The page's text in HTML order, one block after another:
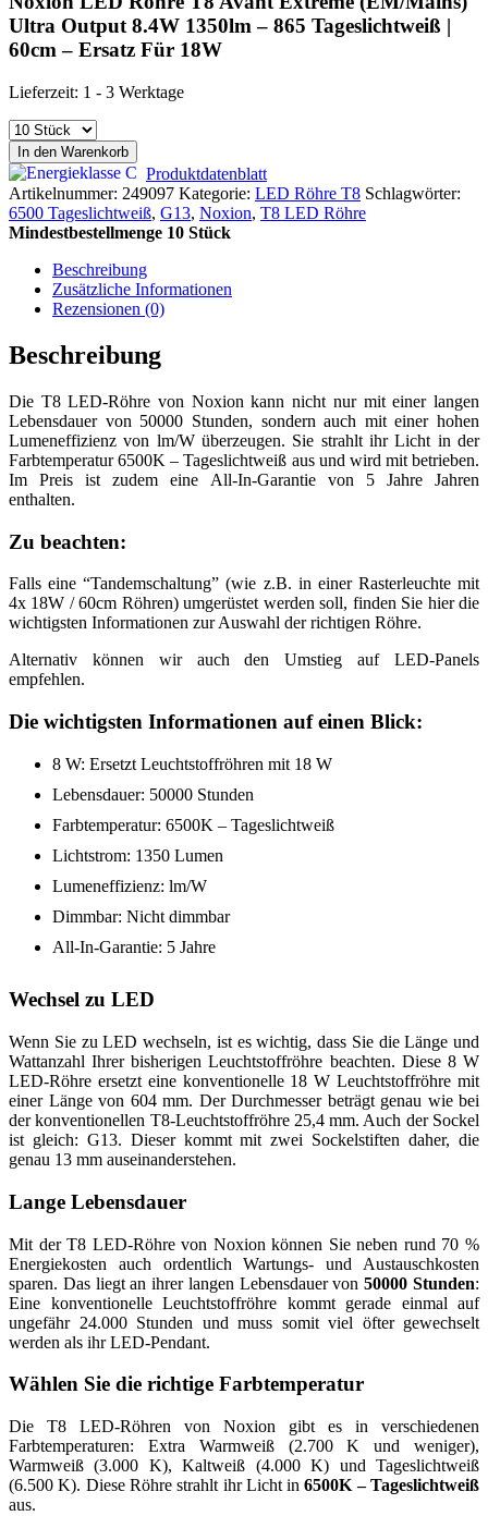
Ultra Output 8.4W 1350lm – 865 Tageslichtweiß |
60cm – Ersatz Für 18W
Lieferzeit: 1 - 3 Werktage
In den Warenkorb
Produktdatenblatt
Artikelnummer: 249097 Kategorie: LED Röhre T8 Schlagwörter:
6500 Tageslichtweiß, G13, Noxion, T8 LED Röhre
Mindestbestellmenge 10 Stück
Beschreibung
Zusätzliche Informationen
Rezensionen (0)
Beschreibung
Die T8 LED-Röhre von Noxion kann nicht nur mit einer langen
Lebensdauer von 50000 Stunden, sondern auch mit einer hohen
Lumeneffizienz von lm/W überzeugen. Sie strahlt ihr Licht in der
Farbtemperatur 6500K – Tageslichtweiß aus und wird mit betrieben.
Im Preis ist zudem eine All-In-Garantie von 5 Jahre Jahren
enthalten.
Zu beachten:
Falls eine “Tandemschaltung” (wie z.B. in einer Rasterleuchte mit
4x 18W / 60cm Röhren) umgerüstet werden soll, finden Sie hier die
wichtigsten Informationen zur Auswahl der richtigen Röhre.
Alternativ können wir auch den Umstieg auf LED-Panels
empfehlen.
Die wichtigsten Informationen auf einen Blick:
8 W: Ersetzt Leuchtstoffröhren mit 18 W
Lebensdauer: 50000 Stunden
Farbtemperatur: 6500K – Tageslichtweiß
Lichtstrom: 1350 Lumen
Lumeneffizienz: lm/W
Dimmbar: Nicht dimmbar
All-In-Garantie: 5 Jahre
Wechsel zu LED
Wenn Sie zu LED wechseln, ist es wichtig, dass Sie die Länge und
Wattanzahl Ihrer bisherigen Leuchtstoffröhre beachten. Diese 8 W
LED-Röhre ersetzt eine konventionelle 18 W Leuchtstoffröhre mit
einer Länge von 604 mm. Der Durchmesser beträgt genau wie bei
der konventionellen T8-Leuchtstoffröhre 25,4 mm. Auch der Sockel
ist gleich: G13. Dieser kommt mit zwei Sockelstiften daher, die
genau 13 mm auseinanderstehen.
Lange Lebensdauer
Mit der T8 LED-Röhre von Noxion können Sie neben rund 70 %
Energiekosten auch ordentlich Wartungs- und Austauschkosten
sparen. Das liegt an ihrer langen Lebensdauer von50000 Stunden:
Eine konventionelle Leuchtstoffröhre kommt gerade einmal auf
ungefähr 24.000 Stunden und muss somit viel öfter gewechselt
werden als ihr LED-Pendant.
Wählen Sie die richtige Farbtemperatur
Die T8 LED-Röhren von Noxion gibt es in verschiedenen
Farbtemperaturen: Extra Warmweiß (2.700 K und weniger),
Warmweiß (3.000 K), Kaltweiß (4.000 K) und Tageslichtweiß
(6.500 K). Diese Röhre strahlt ihr Licht in6500K – Tageslichtweiß
aus.